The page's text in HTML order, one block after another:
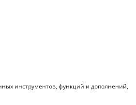
инструментов, функций и дополнений,